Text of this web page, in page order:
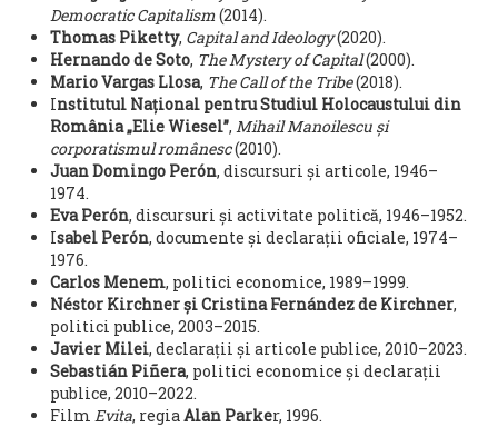
Democratic Capitalism(2014).
Thomas Piketty, Capital and Ideology(2020).
Hernando de Soto, The Mystery of Capital(2000).
Mario Vargas Llosa, The Call of the Tribe(2018).
Institutul Național pentru Studiul Holocaustului din
România „Elie Wiesel”, Mihail Manoilescu și
corporatismul românesc(2010).
Juan Domingo Perón, discursuri și articole, 1946–
1974.
Eva Perón, discursuri și activitate politică, 1946–1952.
Isabel Perón, documente și declarații oficiale, 1974–
1976.
Carlos Menem, politici economice, 1989–1999.
Néstor Kirchner și Cristina Fernández de Kirchner,
politici publice, 2003–2015.
Javier Milei, declarații și articole publice, 2010–2023.
Sebastián Piñera, politici economice și declarații
publice, 2010–2022.
Film Evita, regiaAlan Parker, 1996.